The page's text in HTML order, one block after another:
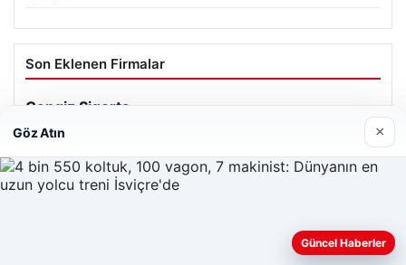
Son Eklenen Firmalar
Web sitemizi nasıl kullandığınızı daha iyi anlayabilmek,
Göz Atın ×
Güncel Haberler